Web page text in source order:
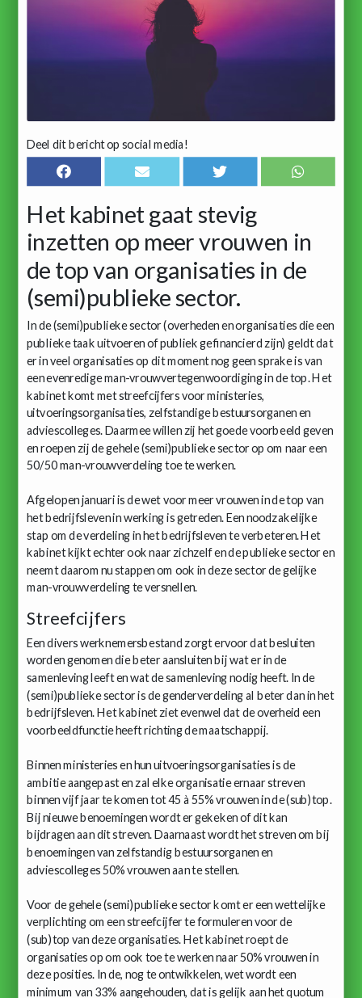
Deel dit bericht op social media!
Het kabinet gaat stevig
inzetten op meer vrouwen in
de top van organisaties in de
(semi)publieke sector.
In de (semi)publieke sector (overheden en organisaties die een
publieke taak uitvoeren of publiek gefinancierd zijn) geldt dat
er in veel organisaties op dit moment nog geen sprake is van
een evenredige man-vrouwvertegenwoordiging in de top. Het
kabinet komt met streefcijfers voor ministeries,
uitvoeringsorganisaties, zelfstandige bestuursorganen en
adviescolleges. Daarmee willen zij het goede voorbeeld geven
en roepen zij de gehele (semi)publieke sector op om naar een
50/50 man-vrouwverdeling toe te werken.
Afgelopen januari is de wet voor meer vrouwen in de top van
het bedrijfsleven in werking is getreden. Een noodzakelijke
stap om de verdeling in het bedrijfsleven te verbeteren. Het
kabinet kijkt echter ook naar zichzelf en de publieke sector en
neemt daarom nu stappen om ook in deze sector de gelijke
man-vrouwverdeling te versnellen.
Streefcijfers
Een divers werknemersbestand zorgt ervoor dat besluiten
worden genomen die beter aansluiten bij wat er in de
samenleving leeft en wat de samenleving nodig heeft. In de
(semi)publieke sector is de genderverdeling al beter dan in het
bedrijfsleven. Het kabinet ziet evenwel dat de overheid een
voorbeeldfunctie heeft richting de maatschappij.
Binnen ministeries en hun uitvoeringsorganisaties is de
ambitie aangepast en zal elke organisatie ernaar streven
binnen vijf jaar te komen tot 45 à 55% vrouwen in de (sub)top.
Bij nieuwe benoemingen wordt er gekeken of dit kan
bijdragen aan dit streven. Daarnaast wordt het streven om bij
benoemingen van zelfstandig bestuursorganen en
adviescolleges 50% vrouwen aan te stellen.
Voor de gehele (semi)publieke sector komt er een wettelijke
verplichting om een streefcijfer te formuleren voor de
(sub)top van deze organisaties. Het kabinet roept de
organisaties op om ook toe te werken naar 50% vrouwen in
deze posities. In de, nog te ontwikkelen, wet wordt een
minimum van 33% aangehouden, dat is gelijk aan het quotum